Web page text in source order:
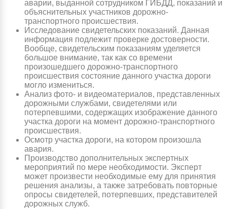
аварии, выданной сотрудником ГИБДД, показаний и
объяснительных участников дорожно-
транспортного происшествия.
Исследование свидетельских показаний. Данная
информация подлежит проверке достоверности.
Вообще, свидетельским показаниям уделяется
большое внимание, так как со времени
произошедшего дорожно-транспортного
происшествия состояние данного участка дороги
могло измениться.
Анализ фото- и видеоматериалов, представленных
дорожными службами, свидетелями или
потерпевшими, содержащих изображение данного
участка дороги на момент дорожно-транспортного
происшествия.
Осмотр участка дороги, на котором произошла
авария.
Производство дополнительных экспертных
мероприятий по мере необходимости. Эксперт
может произвести необходимые ему для принятия
решения анализы, а также затребовать повторные
опросы свидетелей, потерпевших, представителей
дорожных служб.